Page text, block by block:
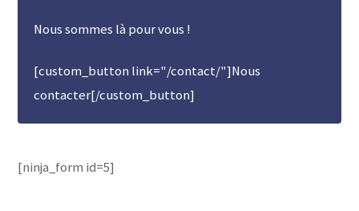
Nous sommes là pour vous !
[custom_button link="/contact/"]Nous
contacter[/custom_button]
[ninja_form id=5]